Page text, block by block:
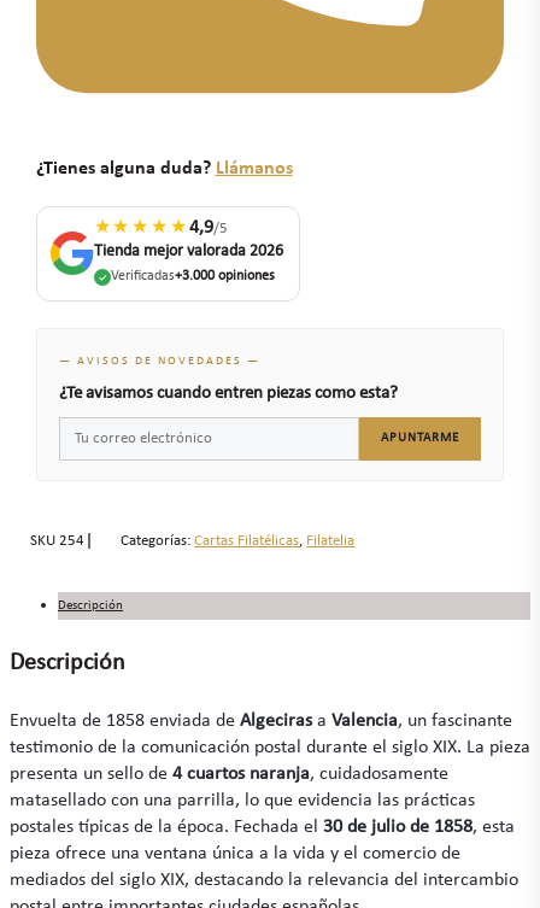
¿Tienes alguna duda? Llámanos
★★★★★4,9/5
Tienda mejor valorada 2026
Verificadas+3.000 opiniones
— AVISOS DE NOVEDADES —
¿Te avisamos cuando entren piezas como esta?
APUNTARME
SKU254 Categorías: Cartas Filatélicas, Filatelia
Descripción
Descripción
Envuelta de 1858 enviada de Algecirasa Valencia, un fascinante
testimonio de la comunicación postal durante el siglo XIX. La pieza
presenta un sello de 4 cuartos naranja, cuidadosamente
matasellado con una parrilla, lo que evidencia las prácticas
postales típicas de la época. Fechada el 30 de julio de 1858, esta
pieza ofrece una ventana única a la vida y el comercio de
mediados del siglo XIX, destacando la relevancia del intercambio